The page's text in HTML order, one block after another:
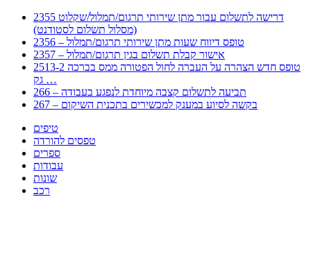
2355 דרישה לתשלום עבור מתן שירותי תרגום/תמלול/שקלוט
(מסלול תשלום לסטודנט)
2356 – טופס דיווח שעות מתן שירותי תרגום/תמלול
2357 – אישור קבלת תשלום בגין תרגום/תמלול
2513-2 טופס חדש הצהרה על העברה לחול הפטורה ממס בברכה
גק …
266 – תביעה לתשלום קצבה מיוחדת לנפגע בעבודה
267 – בקשה לסיוע במענק למכשירים בתכנית השיקום
טיפים
טפסים להורדה
ספרים
עבודות
שונות
רכב